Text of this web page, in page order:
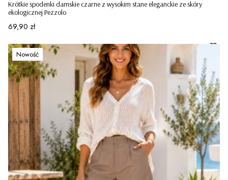
Krótkie spodenki damskie czarne z wysokim stane eleganckie ze skóry
ekologicznej Pezzolo
Cena
69,90 zł
Nowość